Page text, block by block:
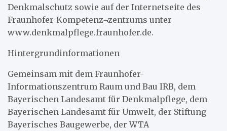
Denkmalschutz sowie auf der Internetseite des
Fraunhofer-Kompetenz¬zentrums unter
www.denkmalpflege.fraunhofer.de.
Hintergrundinformationen
Gemeinsam mit dem Fraunhofer-
Informationszentrum Raum und Bau IRB, dem
Bayerischen Landesamt für Denkmalpflege, dem
Bayerischen Landesamt für Umwelt, der Stiftung
Bayerisches Baugewerbe, der WTA